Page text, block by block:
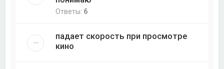
Ответы: 6
падает скорость при просмотре
кино